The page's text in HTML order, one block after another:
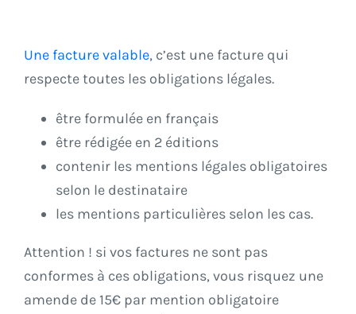
Une facture valable, c’est une facture qui
respecte toutes les obligations légales.
être formulée en français
être rédigée en 2 éditions
contenir les mentions légales obligatoires
selon le destinataire
les mentions particulières selon les cas.
Attention ! si vos factures ne sont pas
conformes à ces obligations, vous risquez une
amende de 15€ par mention obligatoire